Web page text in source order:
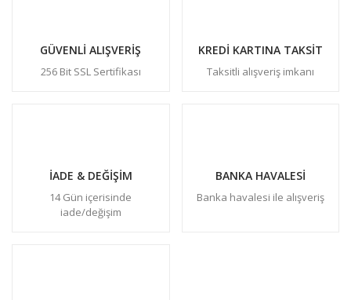
GÜVENLİ ALIŞVERİŞ
256 Bit SSL Sertifikası
KREDİ KARTINA TAKSİT
Taksitli alışveriş imkanı
İADE & DEĞİŞİM
14 Gün içerisinde
iade/değişim
BANKA HAVALESİ
Banka havalesi ile alışveriş